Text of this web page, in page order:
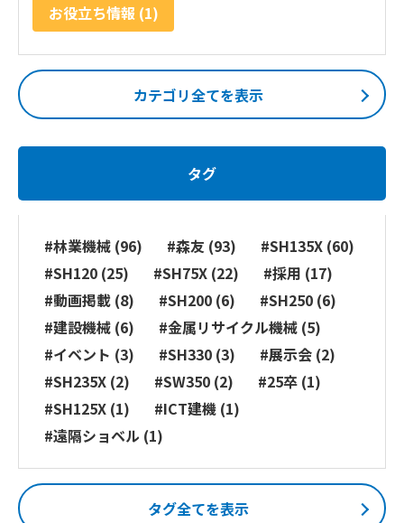
お役立ち情報 (1)
カテゴリ全てを表示
タグ
#林業機械 (96) #森友 (93)
#SH135X (60)
#SH120 (25)
#SH75X (22)
#採用 (17)
#動画掲載 (8)
#SH200 (6)
#SH250 (6)
#建設機械 (6)
#金属リサイクル機械 (5)
#イベント (3)
#SH330 (3)
#展示会 (2)
#SH235X (2)
#SW350 (2)
#25卒 (1)
#SH125X (1)
#ICT建機 (1)
#遠隔ショベル (1)
タグ全てを表示